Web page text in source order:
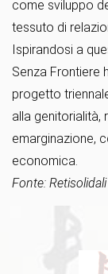
come sviluppo
tessuto di
Ispirandosi a
Senza Frontiere
progetto
alla genitorialità,
emarginazione,
economica.
Fonte: